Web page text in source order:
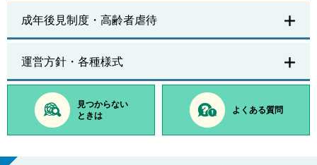
成年後見制度・高齢者虐待
運営方針・各種様式
見つからない
ときは
よくある質問